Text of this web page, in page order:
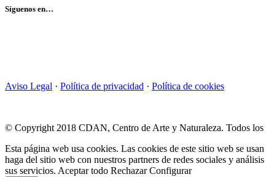
Síguenos en…
Aviso Legal · Política de privacidad · Política de cookies
© Copyright 2018 CDAN, Centro de Arte y Naturaleza. Todos los
Esta página web usa cookies. Las cookies de este sitio web se
haga del sitio web con nuestros partners de redes sociales y
sus servicios. Aceptar todo Rechazar Configurar